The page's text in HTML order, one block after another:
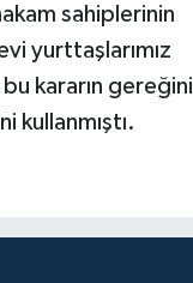
sahiplerinin
yurttaşlarımız
kararın gereğini